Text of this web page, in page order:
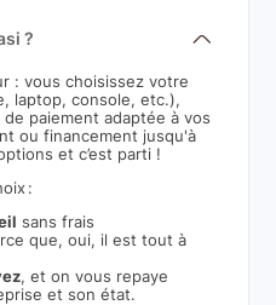
?
: vous choisissez votre
laptop, console, etc.),
paiement adaptée à vos
ou financement jusqu'à
et c’est parti !
:
sans frais
que, oui, il est tout à
, et on vous repaye
et son état.